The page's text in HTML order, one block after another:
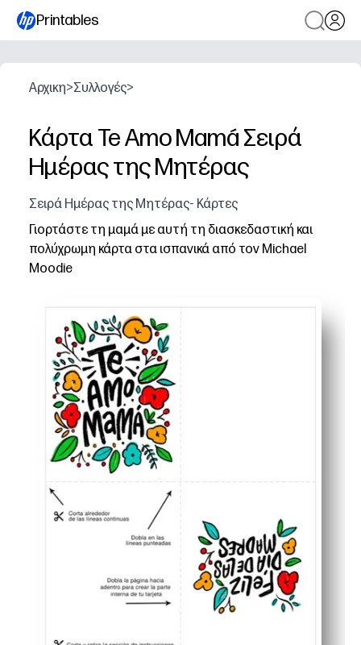
Printables
Αρχικη>Συλλογές>
Κάρτα Te Amo Mamá Σειρά
Ημέρας της Μητέρας
Σειρά Ημέρας της Μητέρας- Κάρτες
Γιορτάστε τη μαμά με αυτή τη διασκεδαστική και
πολύχρωμη κάρτα στα ισπανικά από τον Michael
Moodie
Μπορείτε να εκτυπώσετε, να διπλώσετε και να
Ο ισπανικός χαιρετισμός κάνει τις δίγλωσσες γιορτές
Το τολμηρό, χαρούμενο έργο τέχνης του Michael
Άφθονο χώρο μέσα για τα παιδιά για να προσθέσουν